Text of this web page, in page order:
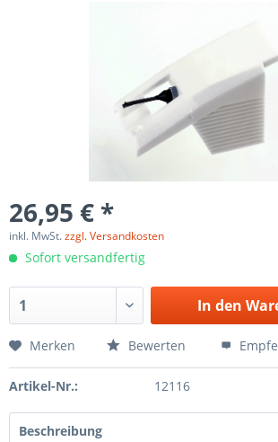
26,95 € *
inkl. MwSt.zzgl. Versandkosten
Sofort versandfertig
In den
Merken Bewerten
Artikel-Nr.: 12116
Beschreibung